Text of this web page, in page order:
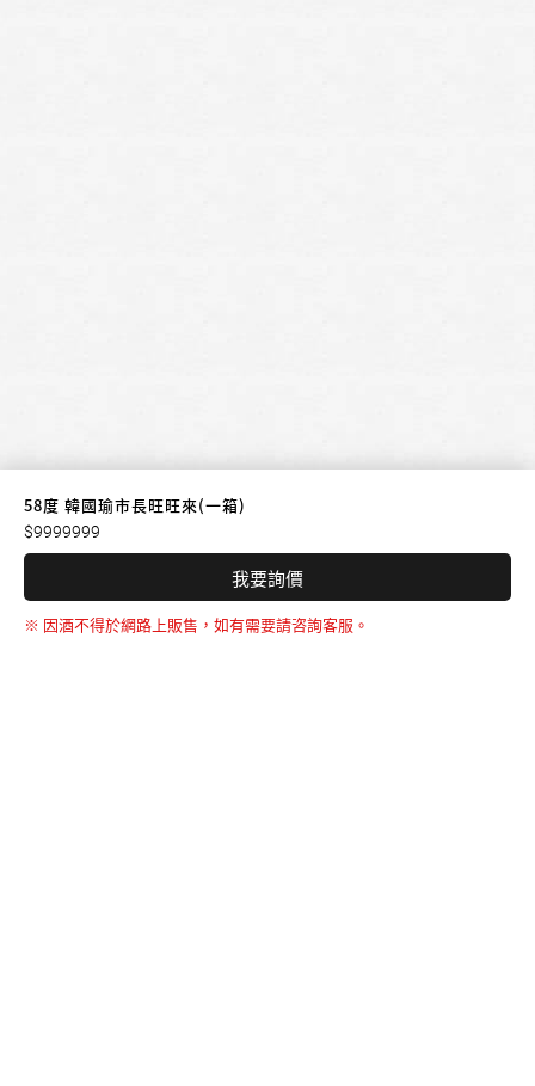
58度 韓國瑜市長旺旺來(一箱)
$9999999
※ 因酒不得於網路上販售，如有需要請咨詢客服。
我要詢價